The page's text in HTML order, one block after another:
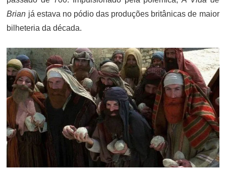
Brian já estava no pódio das produções britânicas de maior
bilheteria da década.